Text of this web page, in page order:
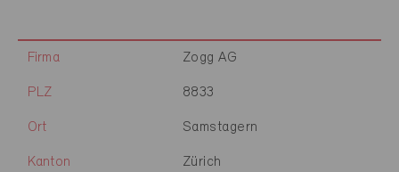
Firma Zogg AG
PLZ 8833
Ort Samstagern
Kanton Zürich